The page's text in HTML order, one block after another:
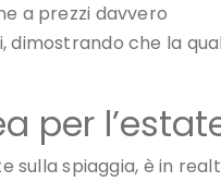
a prezzi davvero
dimostrando che la
per
sulla spiaggia, è in